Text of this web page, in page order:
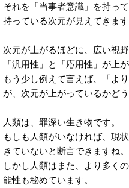
それを「当事者意識」を持っ
持っている次元が見えてきます
次元が上がるほどに、広い視
「汎用性」と「応用性」が上が
もう少し例えて言えば、「よ
が、次元が上がっているかど
人類は、罪深い生き物です。
もしも人類がいなければ、現
きていないと断言できますね。
しかし人類はまた、より多く
能性も秘めています。